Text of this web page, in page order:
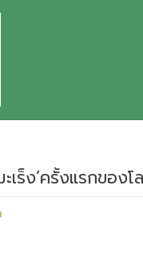
เร็ง’ครั้งแรกของโ